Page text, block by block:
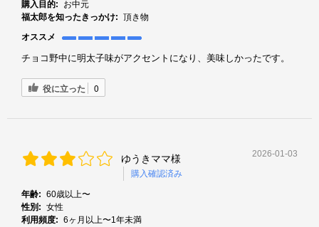
購入目的:
お中元
福太郎を知ったきっかけ: 頂き物
オススメ
チョコ野中に明太子味がアクセントになり、美味しかったです。
役に立った 0
ゆうきママ様
購入確認済み
2026-01-03
年齢: 60歳以上〜
性別: 女性
利用頻度: 6ヶ月以上〜1年未満